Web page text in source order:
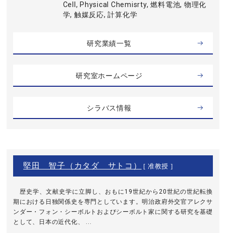
Cell, Physical Chemisrty, 燃料電池, 物理化
学, 触媒反応, 計算化学
研究業績一覧
研究室ホームページ
シラバス情報
堅田 智子（カタダ サトコ） [ 准教授 ]
歴史学、文献史学に立脚し、おもに19世紀から20世紀の世紀転換
期における日独関係史を専門としています。明治政府外交官アレクサ
ンダー・フォン・シーボルトおよびシーボルト家に関する研究を基礎
として、日本の近代化、 ...